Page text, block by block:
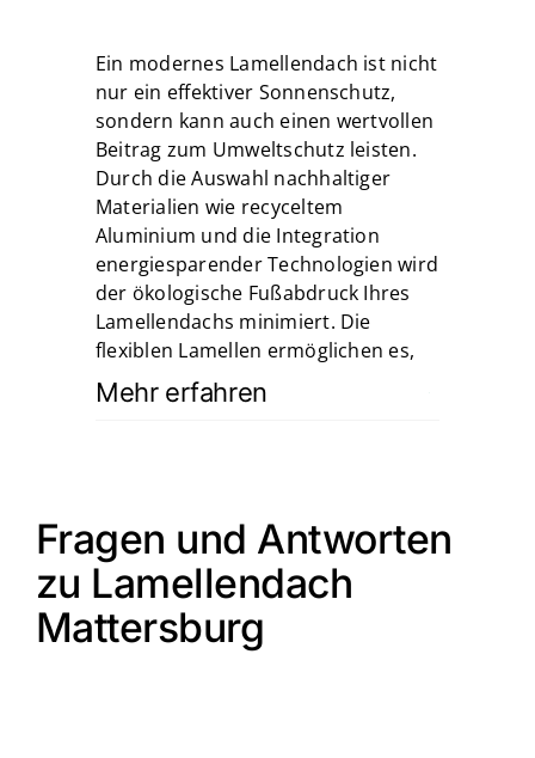
Ein modernes Lamellendach ist nicht
nur ein effektiver Sonnenschutz,
sondern kann auch einen wertvollen
Beitrag zum Umweltschutz leisten.
Durch die Auswahl nachhaltiger
Materialien wie recyceltem
Aluminium und die Integration
energiesparender Technologien wird
der ökologische Fußabdruck Ihres
Lamellendachs minimiert. Die
flexiblen Lamellen ermöglichen es,
Mehr erfahren
Fragen und Antworten
zu Lamellendach
Mattersburg